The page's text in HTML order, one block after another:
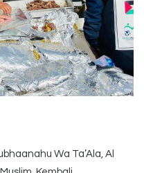
Wa Ta’Ala, Al